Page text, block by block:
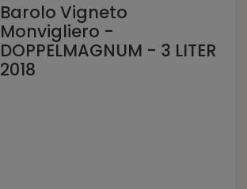
Barolo Vigneto
Monvigliero -
DOPPELMAGNUM - 3 LITER
2018